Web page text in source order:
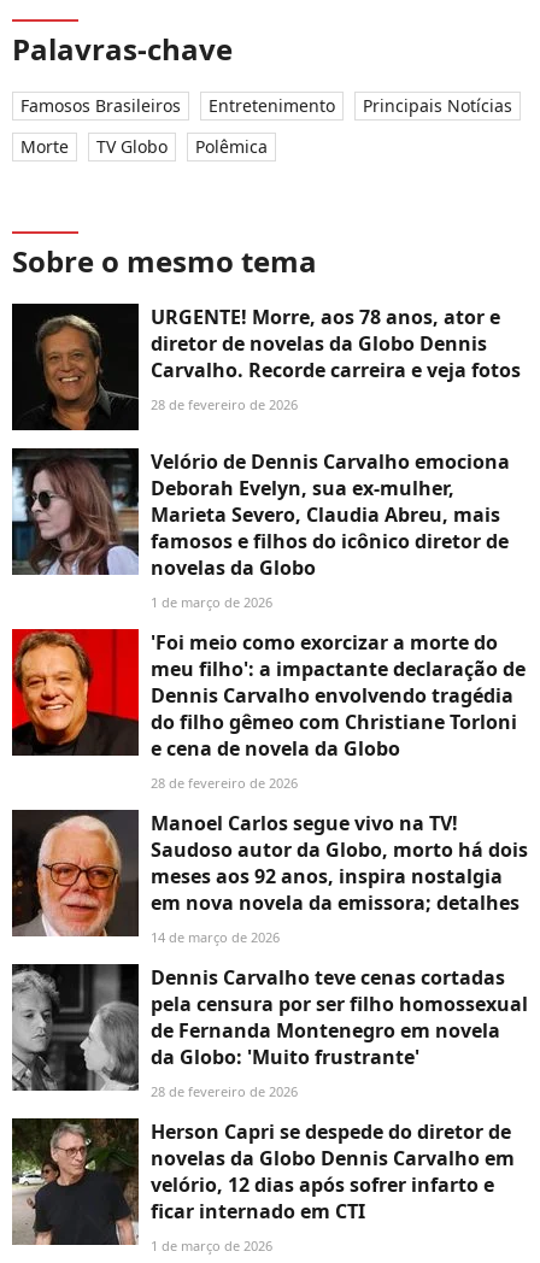
Palavras-chave
Famosos Brasileiros Entretenimento
Principais Notícias
Morte
TV Globo Polêmica
Sobre o mesmo tema
URGENTE! Morre, aos 78 anos, ator e
diretor de novelas da Globo Dennis
Carvalho. Recorde carreira e veja fotos
28 de fevereiro de 2026
Velório de Dennis Carvalho emociona
Deborah Evelyn, sua ex-mulher,
Marieta Severo, Claudia Abreu, mais
famosos e filhos do icônico diretor de
novelas da Globo
1 de março de 2026
'Foi meio como exorcizar a morte do
meu filho': a impactante declaração de
Dennis Carvalho envolvendo tragédia
do filho gêmeo com Christiane Torloni
e cena de novela da Globo
28 de fevereiro de 2026
Manoel Carlos segue vivo na TV!
Saudoso autor da Globo, morto há dois
meses aos 92 anos, inspira nostalgia
em nova novela da emissora; detalhes
14 de março de 2026
Dennis Carvalho teve cenas cortadas
pela censura por ser filho homossexual
de Fernanda Montenegro em novela
da Globo: 'Muito frustrante'
28 de fevereiro de 2026
Herson Capri se despede do diretor de
novelas da Globo Dennis Carvalho em
velório, 12 dias após sofrer infarto e
ficar internado em CTI
1 de março de 2026